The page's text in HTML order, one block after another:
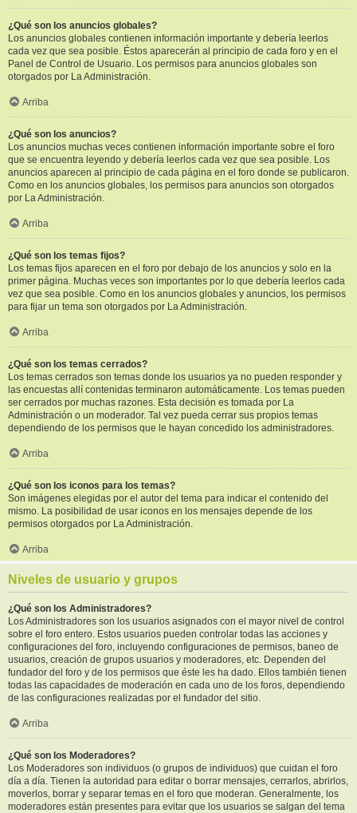
¿Qué son los anuncios globales?
Los anuncios globales contienen información importante y debería leerlos
cada vez que sea posible. Éstos aparecerán al principio de cada foro y en el
Panel de Control de Usuario. Los permisos para anuncios globales son
otorgados por La Administración.
Arriba
¿Qué son los anuncios?
Los anuncios muchas veces contienen información importante sobre el foro
que se encuentra leyendo y debería leerlos cada vez que sea posible. Los
anuncios aparecen al principio de cada página en el foro donde se publicaron.
Como en los anuncios globales, los permisos para anuncios son otorgados
por La Administración.
Arriba
¿Qué son los temas fijos?
Los temas fijos aparecen en el foro por debajo de los anuncios y solo en la
primer página. Muchas veces son importantes por lo que debería leerlos cada
vez que sea posible. Como en los anuncios globales y anuncios, los permisos
para fijar un tema son otorgados por La Administración.
Arriba
¿Qué son los temas cerrados?
Los temas cerrados son temas donde los usuarios ya no pueden responder y
las encuestas allí contenidas terminaron automáticamente. Los temas pueden
ser cerrados por muchas razones. Esta decisión es tomada por La
Administración o un moderador. Tal vez pueda cerrar sus propios temas
dependiendo de los permisos que le hayan concedido los administradores.
Arriba
¿Qué son los iconos para los temas?
Son imágenes elegidas por el autor del tema para indicar el contenido del
mismo. La posibilidad de usar iconos en los mensajes depende de los
permisos otorgados por La Administración.
Arriba
Niveles de usuario y grupos
¿Qué son los Administradores?
Los Administradores son los usuarios asignados con el mayor nivel de control
sobre el foro entero. Estos usuarios pueden controlar todas las acciones y
configuraciones del foro, incluyendo configuraciones de permisos, baneo de
usuarios, creación de grupos usuarios y moderadores, etc. Dependen del
fundador del foro y de los permisos que éste les ha dado. Ellos también tienen
todas las capacidades de moderación en cada uno de los foros, dependiendo
de las configuraciones realizadas por el fundador del sitio.
Arriba
¿Qué son los Moderadores?
Los Moderadores son individuos (o grupos de individuos) que cuidan el foro
día a día. Tienen la autoridad para editar o borrar mensajes, cerrarlos, abrirlos,
moverlos, borrar y separar temas en el foro que moderan. Generalmente, los
moderadores están presentes para evitar que los usuarios se salgan del tema